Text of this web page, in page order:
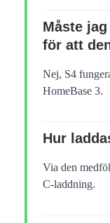
Måste
för att
Nej, S4
HomeBase 3.
Hur
Via den
C-laddning.